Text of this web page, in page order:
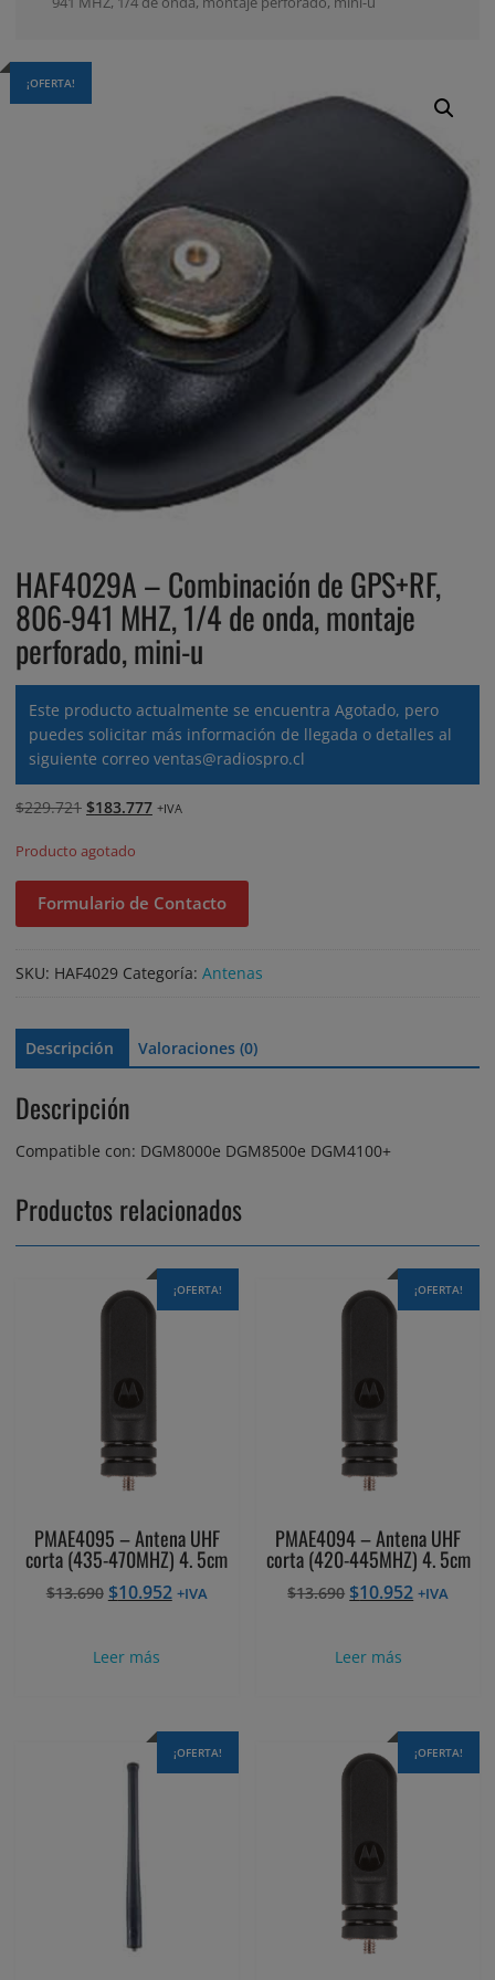
¡OFERTA!
HAF4029A – Combinación de GPS+RF,
806-941 MHZ, 1/4 de onda, montaje
perforado, mini-u
Este producto actualmente se encuentra Agotado, pero
puedes solicitar más información de llegada o detalles al
siguiente correo ventas@radiospro.cl
$229.721 El
original
era:
$229.721.
$183.777El
es:
$183.777.
+IVA
Producto agotado
Formulario de Contacto
SKU: HAF4029 Categoría: Antenas
Descripción Valoraciones (0)
Descripción
Compatible con: DGM8000e DGM8500e DGM4100+
Productos relacionados
¡OFERTA!
PMAE4095 – Antena UHF
corta (435-470MHZ) 4. 5cm
$13.690 El
era:
$10.952El+IVA
Leer más
¡OFERTA!
PMAE4094 – Antena UHF
corta (420-445MHZ) 4. 5cm
$13.690 El
era:
$10.952El+IVA
Leer más
¡OFERTA! ¡OFERTA!